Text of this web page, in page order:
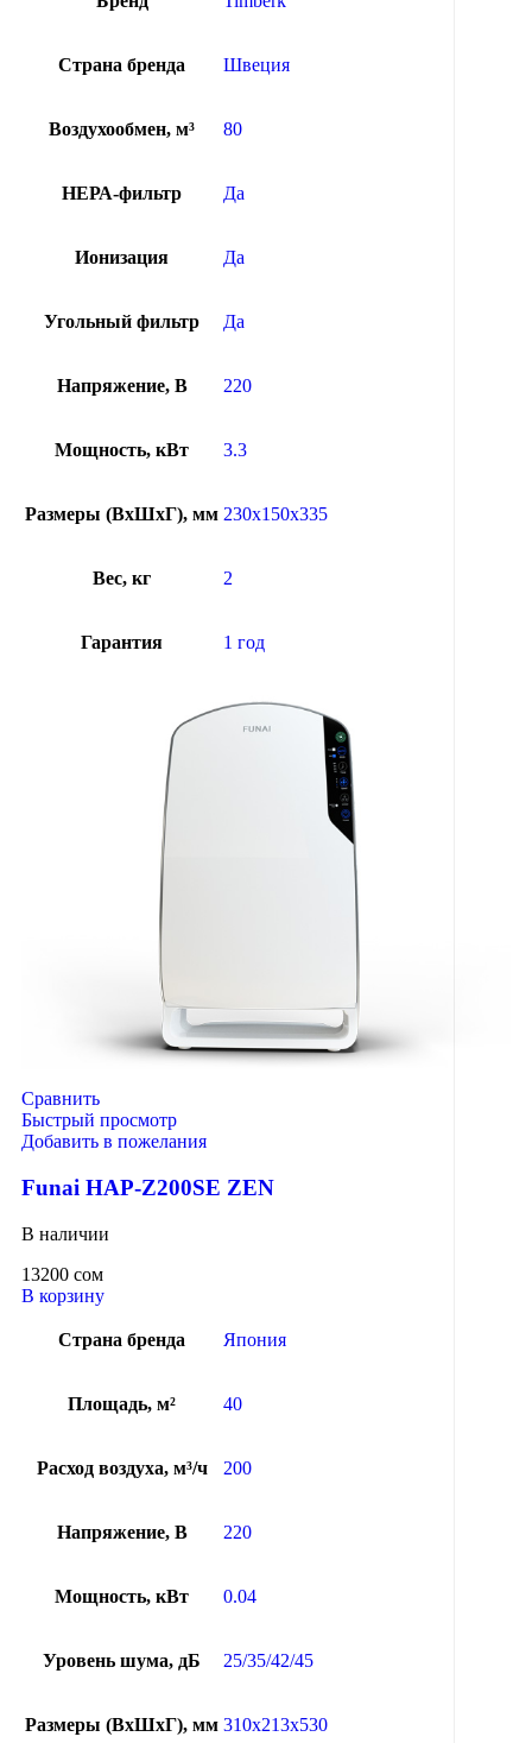
Страна бренда Швеция
Воздухообмен, м³ 80
НЕРА-фильтр Да
Ионизация Да
Угольный фильтр Да
Напряжение, В 220
Мощность, кВт 3.3
Размеры (ВхШхГ), мм 230x150x335
Вес, кг 2
Гарантия 1 год
Сравнить
Быстрый просмотр
Добавить в пожелания
Funai HAP-Z200SE ZEN
В наличии
13200 сом
В корзину
Страна бренда Япония
Площадь, м² 40
Расход воздуха, м³/ч 200
Напряжение, В 220
Мощность, кВт 0.04
Уровень шума, дБ 25/35/42/45
Размеры (ВхШхГ), мм 310x213x530